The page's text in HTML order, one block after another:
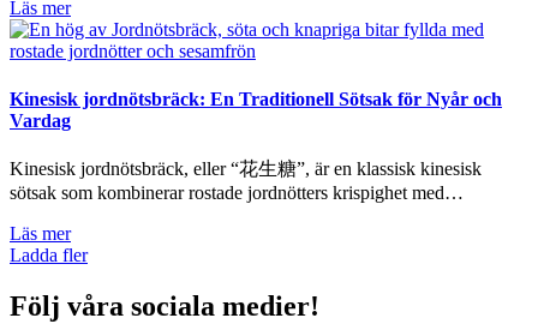
Läs mer
Kinesisk jordnötsbräck: En Traditionell Sötsak för Nyår och
Vardag
Kinesisk jordnötsbräck, eller “花生糖”, är en klassisk kinesisk
sötsak som kombinerar rostade jordnötters krispighet med…
Läs mer
Ladda fler
Följ våra sociala medier!